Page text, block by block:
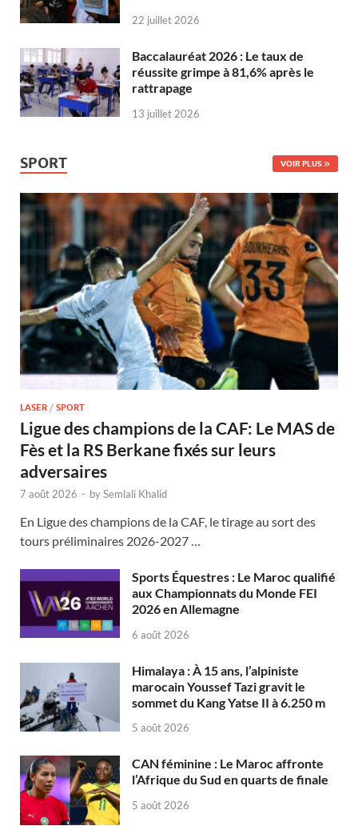
22 juillet 2026
Baccalauréat 2026 : Le taux de
réussite grimpe à 81,6% après le
rattrapage
13 juillet 2026
SPORT VOIR PLUS
LASER / SPORT
Ligue des champions de la CAF: Le MAS de
Fès et la RS Berkane fixés sur leurs
adversaires
7 août 2026 - bySemlali Khalid
En Ligue des champions de la CAF, le tirage au sort des
tours préliminaires 2026-2027 …
Sports Équestres : Le Maroc qualifié
aux Championnats du Monde FEI
2026 en Allemagne
6 août 2026
Himalaya : À 15 ans, l’alpiniste
marocain Youssef Tazi gravit le
sommet du Kang Yatse II à 6.250 m
5 août 2026
CAN féminine : Le Maroc affronte
l’Afrique du Sud en quarts de finale
5 août 2026